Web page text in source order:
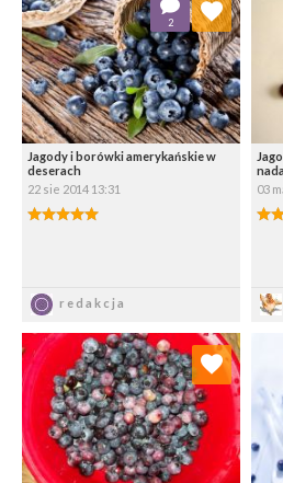
Jagody i borówki amerykańskie w
deserach
22 sie 2014 13:31
5.00/5
redakcja
2
Wybierz listę:
03
Dodaj do ulubionych
Wybierz listę: